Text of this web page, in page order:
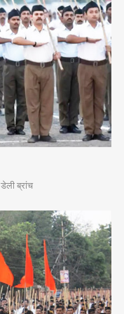
डेली ब्रांच